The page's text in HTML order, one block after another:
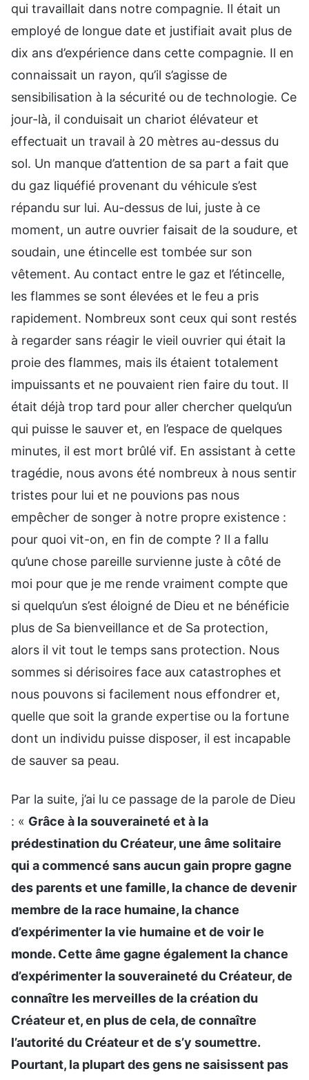
qui travaillait dans notre compagnie. Il était un
employé de longue date et justifiait avait plus de
dix ans d’expérience dans cette compagnie. Il en
connaissait un rayon, qu’il s’agisse de
sensibilisation à la sécurité ou de technologie. Ce
jour-là, il conduisait un chariot élévateur et
effectuait un travail à 20 mètres au-dessus du
sol. Un manque d’attention de sa part a fait que
du gaz liquéfié provenant du véhicule s’est
répandu sur lui. Au-dessus de lui, juste à ce
moment, un autre ouvrier faisait de la soudure, et
soudain, une étincelle est tombée sur son
vêtement. Au contact entre le gaz et l’étincelle,
les flammes se sont élevées et le feu a pris
rapidement. Nombreux sont ceux qui sont restés
à regarder sans réagir le vieil ouvrier qui était la
proie des flammes, mais ils étaient totalement
impuissants et ne pouvaient rien faire du tout. Il
était déjà trop tard pour aller chercher quelqu’un
qui puisse le sauver et, en l’espace de quelques
minutes, il est mort brûlé vif. En assistant à cette
tragédie, nous avons été nombreux à nous sentir
tristes pour lui et ne pouvions pas nous
empêcher de songer à notre propre existence :
pour quoi vit-on, en fin de compte ? Il a fallu
qu’une chose pareille survienne juste à côté de
moi pour que je me rende vraiment compte que
si quelqu’un s’est éloigné de Dieu et ne bénéficie
plus de Sa bienveillance et de Sa protection,
alors il vit tout le temps sans protection. Nous
sommes si dérisoires face aux catastrophes et
nous pouvons si facilement nous effondrer et,
quelle que soit la grande expertise ou la fortune
dont un individu puisse disposer, il est incapable
de sauver sa peau.
Par la suite, j’ai lu ce passage de la parole de Dieu
: « Grâce à la souveraineté et à la
prédestination du Créateur, une âme solitaire
qui a commencé sans aucun gain propre gagne
des parents et une famille, la chance de devenir
membre de la race humaine, la chance
d’expérimenter la vie humaine et de voir le
monde. Cette âme gagne également la chance
d’expérimenter la souveraineté du Créateur, de
connaître les merveilles de la création du
Créateur et, en plus de cela, de connaître
l’autorité du Créateur et de s’y soumettre.
Pourtant, la plupart des gens ne saisissent pas